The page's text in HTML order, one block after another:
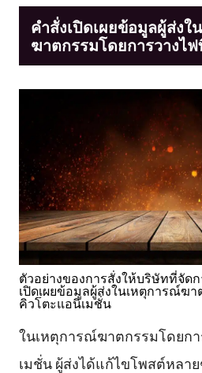
คำสั่งเปิดเผยข้อมูลผู้ส่งใ
ฆาตกรรมโดยการวางไ
ตัวอย่างของการสั่งให้บริษัทที่จัดก
เปิดเผยข้อมูลผู้ส่งในเหตุการณ์ฆ
คิวโตะแอนิเมชั่น
ในเหตุการณ์ฆาตกรรมโดยก
เมชั่น ผู้ส่งได้แก้ไขโพสต์หลา